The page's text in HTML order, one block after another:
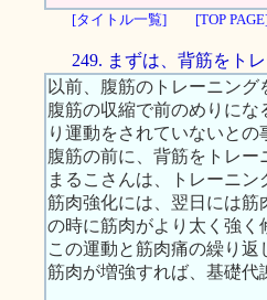
[タイトル一覧] [TOP
249. まずは、背筋をト
以前、腹筋のトレーニン
腹筋の収縮で前のめりに
り運動をされていないと
腹筋の前に、背筋をトレ
まるこさんは、トレーニ
筋肉強化には、翌日には
の時に筋肉がより太く強く
この運動と筋肉痛の繰り返
筋肉が増強すれば、基礎